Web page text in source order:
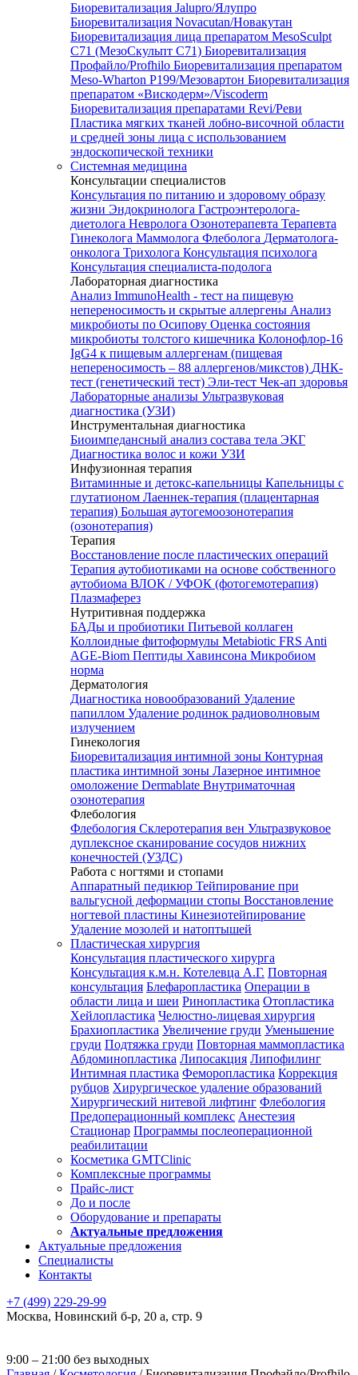
Биоревитализация Jalupro/Ялупро
Биоревитализация Novacutan/Новакутан
Биоревитализация лица препаратом MesoSculpt
C71 (МезоСкульпт С71) Биоревитализация
Профайло/Profhilo Биоревитализация препаратом
Meso-Wharton P199/Мезовартон Биоревитализация
препаратом «Вискодерм»/Viscoderm
Биоревитализация препаратами Revi/Реви
Пластика мягких тканей лобно-височной области
и средней зоны лица с использованием
эндоскопической техники
Системная медицина
Консультации специалистов
Консультация по питанию и здоровому образу
жизни Эндокринолога Гастроэнтеролога-
диетолога Невролога Озонотерапевта Терапевта
Гинеколога Маммолога Флеболога Дерматолога-
онколога Трихолога Консультация психолога
Консультация специалиста-подолога
Лабораторная диагностика
Анализ ImmunoHealth - тест на пищевую
непереносимость и скрытые аллергены Анализ
микробиоты по Осипову Оценка состояния
микробиоты толстого кишечника Колонофлор-16
IgG4 к пищевым аллергенам (пищевая
непереносимость – 88 аллергенов/микстов) ДНК-
тест (генетический тест) Эли-тест Чек-ап здоровья
Лабораторные анализы Ультразвуковая
диагностика (УЗИ)
Инструментальная диагностика
Биоимпедансный анализ состава тела ЭКГ
Диагностика волос и кожи УЗИ
Инфузионная терапия
Витаминные и детокс-капельницы Капельницы с
глутатионом Лаеннек-терапия (плацентарная
терапия) Большая аутогемоозонотерапия
(озонотерапия)
Терапия
Восстановление после пластических операций
Терапия аутобиотиками на основе собственного
аутобиома ВЛОК / УФОК (фотогемотерапия)
Плазмаферез
Нутритивная поддержка
БАДы и пробиотики Питьевой коллаген
Коллоидные фитоформулы Metabiotic FRS Anti
AGE-Biom Пептиды Хавинсона Микробиом
норма
Дерматология
Диагностика новообразований Удаление
папиллом Удаление родинок радиоволновым
излучением
Гинекология
Биоревитализация интимной зоны Контурная
пластика интимной зоны Лазерное интимное
омоложение Dermablate Внутриматочная
озонотерапия
Флебология
Флебология Склеротерапия вен Ультразвуковое
дуплексное сканирование сосудов нижних
конечностей (УЗДС)
Работа с ногтями и стопами
Аппаратный педикюр Тейпирование при
вальгусной деформации стопы Восстановление
ногтевой пластины Кинезиотейпирование
Удаление мозолей и натоптышей
Пластическая хирургия
Консультация пластического хирурга
Консультация к.м.н. Котелевца А.Г. Повторная
консультация Блефаропластика Операции в
области лица и шеи Ринопластика Отопластика
Хейлопластика Челюстно-лицевая хирургия
Брахиопластика Увеличение груди Уменьшение
груди Подтяжка груди Повторная маммопластика
Абдоминопластика Липосакция Липофилинг
Интимная пластика Феморопластика Коррекция
рубцов Хирургическое удаление образований
Хирургический нитевой лифтинг Флебология
Предоперационный комплекс Анестезия
Стационар Программы послеоперационной
реабилитации
Косметика GMTClinic
Комплексные программы
Прайс-лист
До и после
Оборудование и препараты
Актуальные предложения
Актуальные предложения
Специалисты
Контакты
+7 (499) 229-29-99
Москва, Новинский б-р, 20 а, стр. 9
9:00 – 21:00 без выходных